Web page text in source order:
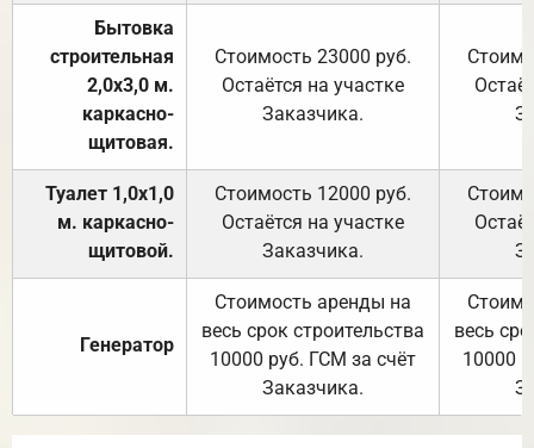
Бытовка
строительная
2,0х3,0 м.
каркасно-
щитовая.
Стоимость 23000 руб.
Остаётся на участке
Заказчика.
Туалет 1,0х1,0
м. каркасно-
щитовой.
Стоимость 12000 руб.
Остаётся на участке
Заказчика.
Генератор
Стоимость аренды на
весь срок строительства
10000 руб. ГСМ за счёт
Заказчика.
весь
10000